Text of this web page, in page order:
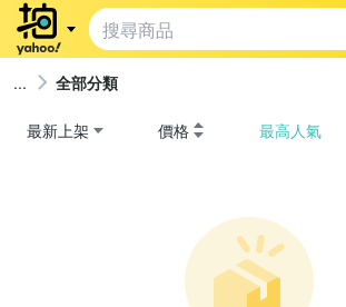
全部分類
最新上架 價格 最高人氣